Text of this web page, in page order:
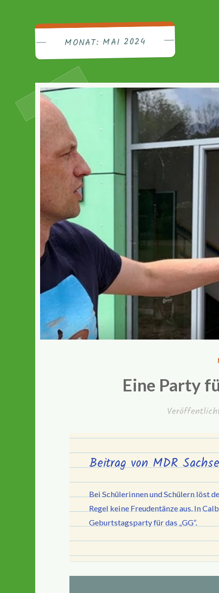
MONAT: MAI 2024
Eine Party
Beitrag von MDR
Bei Schülerinnen und Schülern löst
Regel keine Freudentänze aus. In
Geburtstagsparty für das „GG“.